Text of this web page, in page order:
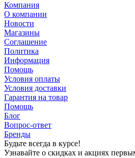
Компания
О компании
Новости
Магазины
Соглашение
Политика
Информация
Помощь
Условия оплаты
Условия доставки
Гарантия на товар
Помощь
Блог
Вопрос-ответ
Бренды
Будьте всегда в курсе!
Узнавайте о скидках и акциях